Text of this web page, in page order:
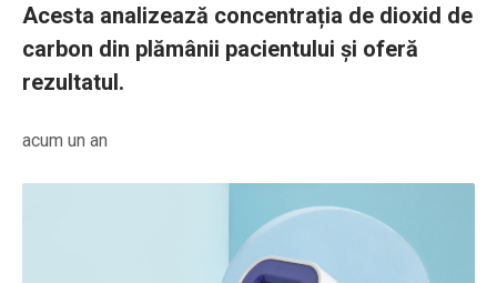
Acesta analizează concentrația de dioxid de
carbon din plămânii pacientului și oferă
rezultatul.
acum un an